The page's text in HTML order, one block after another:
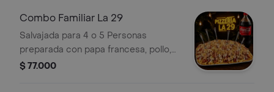
Combo Familiar La 29
Salvajada para 4 o 5 Personas
preparada con papa francesa, pollo,
chorizo, butifarra, salchichón
$ 77.000